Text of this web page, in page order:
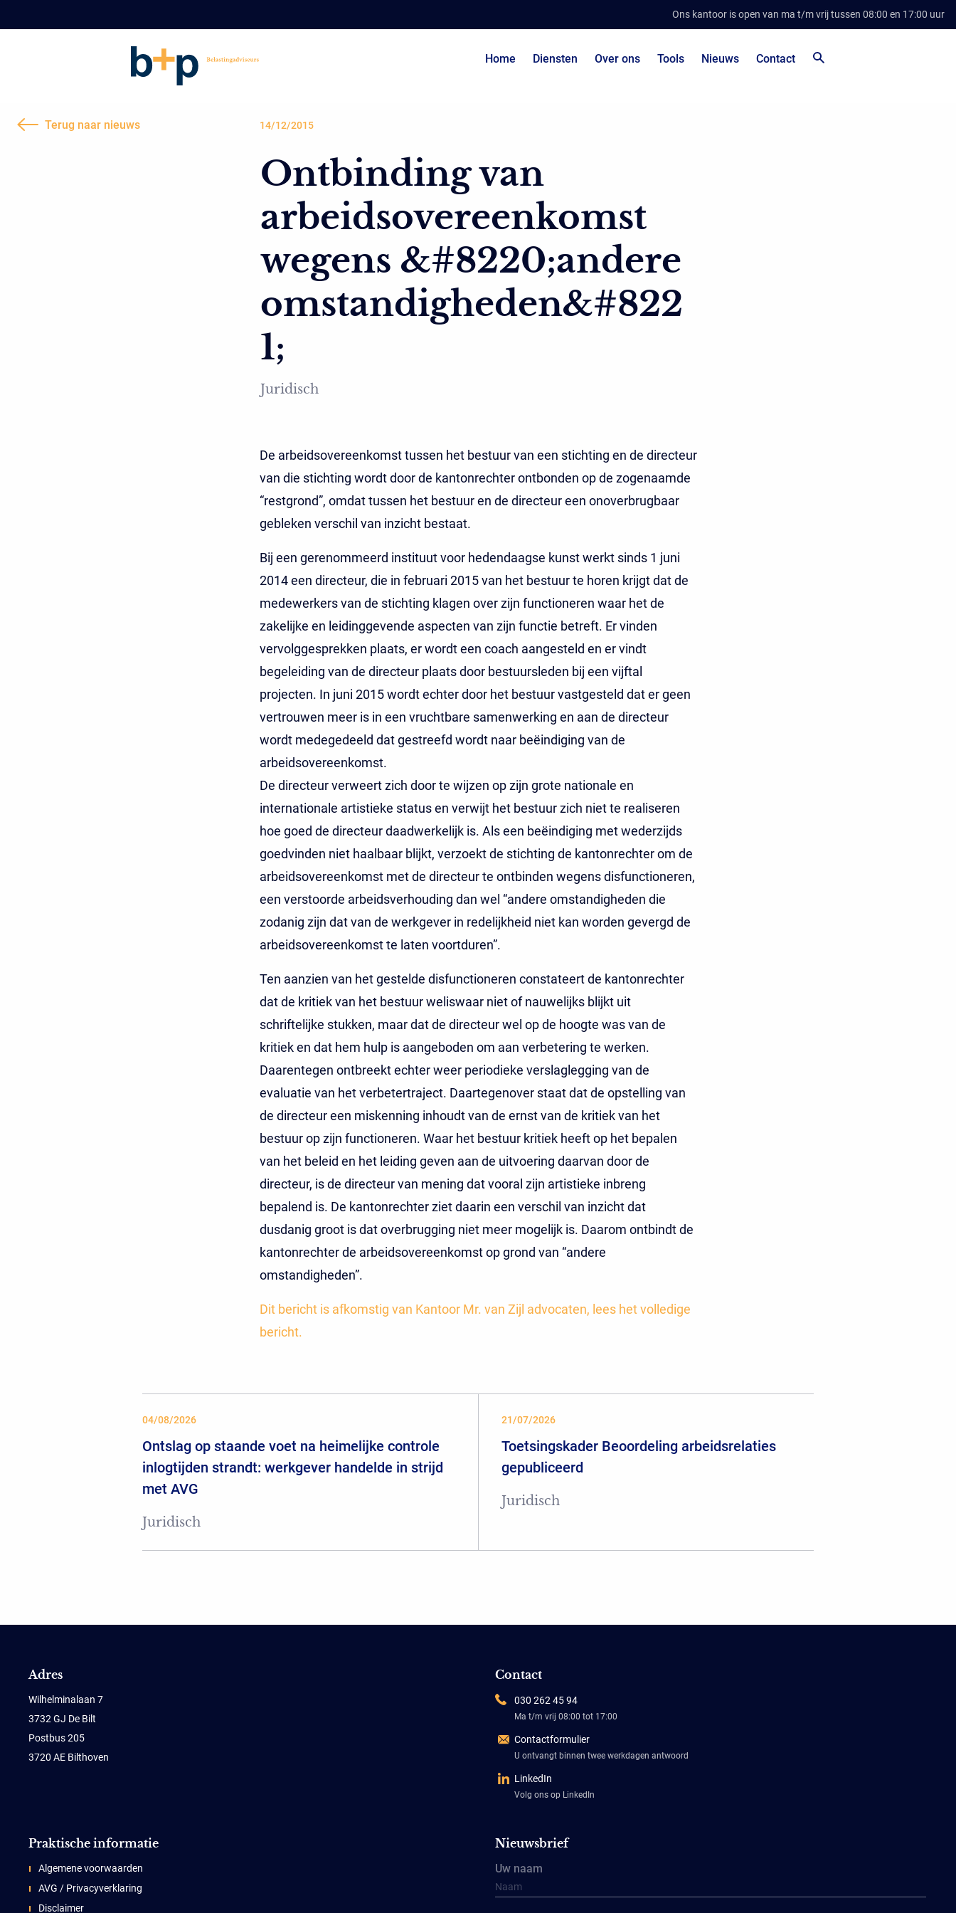
Ons kantoor is open van ma t/m vrij tussen 08:00 en 17:00 uur
Home Diensten Over ons Tools Nieuws Contact
Terug naar nieuws 14/12/2015
Ontbinding van
arbeidsovereenkomst
wegens &#8220;andere
omstandigheden&#822
1;
Juridisch
De arbeidsovereenkomst tussen het bestuur van een stichting en de directeur
van die stichting wordt door de kantonrechter ontbonden op de zogenaamde
“restgrond”, omdat tussen het bestuur en de directeur een onoverbrugbaar
gebleken verschil van inzicht bestaat.
Bij een gerenommeerd instituut voor hedendaagse kunst werkt sinds 1 juni
2014 een directeur, die in februari 2015 van het bestuur te horen krijgt dat de
medewerkers van de stichting klagen over zijn functioneren waar het de
zakelijke en leidinggevende aspecten van zijn functie betreft. Er vinden
vervolggesprekken plaats, er wordt een coach aangesteld en er vindt
begeleiding van de directeur plaats door bestuursleden bij een vijftal
projecten. In juni 2015 wordt echter door het bestuur vastgesteld dat er geen
vertrouwen meer is in een vruchtbare samenwerking en aan de directeur
wordt medegedeeld dat gestreefd wordt naar beëindiging van de
arbeidsovereenkomst.
De directeur verweert zich door te wijzen op zijn grote nationale en
internationale artistieke status en verwijt het bestuur zich niet te realiseren
hoe goed de directeur daadwerkelijk is. Als een beëindiging met wederzijds
goedvinden niet haalbaar blijkt, verzoekt de stichting de kantonrechter om de
arbeidsovereenkomst met de directeur te ontbinden wegens disfunctioneren,
een verstoorde arbeidsverhouding dan wel “andere omstandigheden die
zodanig zijn dat van de werkgever in redelijkheid niet kan worden gevergd de
arbeidsovereenkomst te laten voortduren”.
Ten aanzien van het gestelde disfunctioneren constateert de kantonrechter
dat de kritiek van het bestuur weliswaar niet of nauwelijks blijkt uit
schriftelijke stukken, maar dat de directeur wel op de hoogte was van de
kritiek en dat hem hulp is aangeboden om aan verbetering te werken.
Daarentegen ontbreekt echter weer periodieke verslaglegging van de
evaluatie van het verbetertraject. Daartegenover staat dat de opstelling van
de directeur een miskenning inhoudt van de ernst van de kritiek van het
bestuur op zijn functioneren. Waar het bestuur kritiek heeft op het bepalen
van het beleid en het leiding geven aan de uitvoering daarvan door de
directeur, is de directeur van mening dat vooral zijn artistieke inbreng
bepalend is. De kantonrechter ziet daarin een verschil van inzicht dat
dusdanig groot is dat overbrugging niet meer mogelijk is. Daarom ontbindt de
kantonrechter de arbeidsovereenkomst op grond van “andere
omstandigheden”.
Dit bericht is afkomstig van Kantoor Mr. van Zijl advocaten, lees het volledige
bericht.
04/08/2026
Ontslag op staande voet na heimelijke controle
inlogtijden strandt: werkgever handelde in strijd
met AVG
Juridisch
21/07/2026
Toetsingskader Beoordeling arbeidsrelaties
gepubliceerd
Juridisch
Adres
Wilhelminalaan 7
3732 GJ De Bilt
Postbus 205
3720 AE Bilthoven
Contact
030 262 45 94
Ma t/m vrij 08:00 tot 17:00
Contactformulier
U ontvangt binnen twee werkdagen antwoord
LinkedIn
Volg ons op LinkedIn
Praktische informatie
Algemene voorwaarden
AVG / Privacyverklaring
Disclaimer
Nieuwsbrief
Uw naam